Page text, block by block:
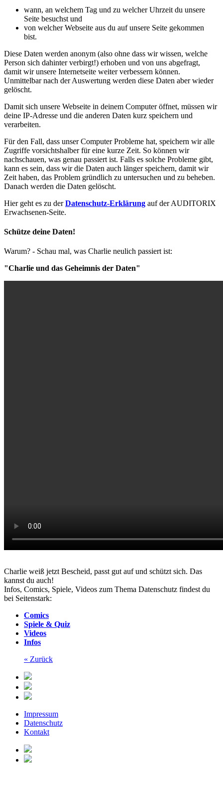
wann, an welchem Tag und zu welcher Uhrzeit du unsere
Seite besuchst und
von welcher Webseite aus du auf unsere Seite gekommen
bist.
Diese Daten werden anonym (also ohne dass wir wissen, welche
Person sich dahinter verbirgt!) erhoben und von uns abgefragt,
damit wir unsere Internetseite weiter verbessern können.
Unmittelbar nach der Auswertung werden diese Daten aber wieder
gelöscht.
Damit sich unsere Webseite in deinem Computer öffnet, müssen wir
deine IP-Adresse und die anderen Daten kurz speichern und
verarbeiten.
Für den Fall, dass unser Computer Probleme hat, speichern wir alle
Zugriffe vorsichtshalber für eine kurze Zeit. So können wir
nachschauen, was genau passiert ist. Falls es solche Probleme gibt,
kann es sein, dass wir die Daten auch länger speichern, damit wir
Zeit haben, das Problem gründlich zu untersuchen und zu beheben.
Danach werden die Daten gelöscht.
Hier geht es zu derDatenschutz-Erklärung auf der AUDITORIX
Erwachsenen-Seite.
Schütze deine Daten!
Warum? - Schau mal, was Charlie neulich passiert ist:
"Charlie und das Geheimnis der Daten"
Charlie weiß jetzt Bescheid, passt gut auf und schützt sich. Das
kannst du auch!
Infos, Comics, Spiele, Videos zum Thema Datenschutz findest du
bei Seitenstark:
Comics
Spiele & Quiz
Videos
Infos
« Zurück
Impressum
Datenschutz
Kontakt